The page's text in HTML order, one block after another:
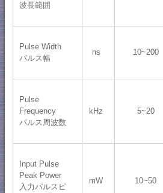
波長範囲
Pulse Width
パルス幅
ns 10~200
Pulse
Frequency
パルス周波数
kHz 5~20
Input Pulse
Peak Power
入力パルスピ
mW 10~50